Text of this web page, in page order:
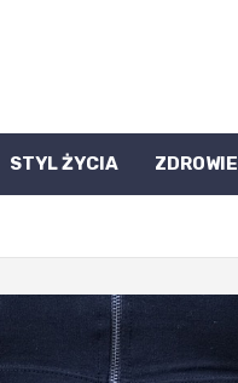
STYL ŻYCIA ZDROWIE